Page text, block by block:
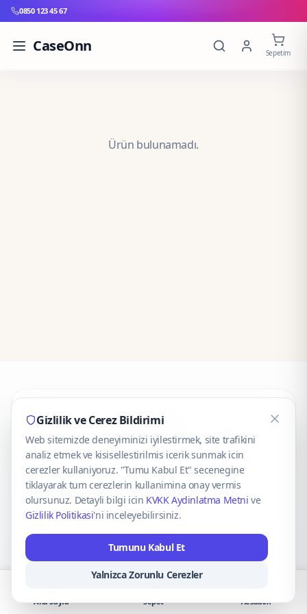
0850 123 45 67
CaseOnn Sepetim
Ürün bulunamadı.
CaseOnn
© 2025 CaseOnn. Tüm hakları saklıdır.
VISA Mastercard
Gizlilik ve Cerez Bildirimi
Web sitemizde deneyiminizi iyilestirmek, site trafikini
analiz etmek ve kisisellestirilmis icerik sunmak icin
cerezler kullaniyoruz. "Tumu Kabul Et" secenegine
tiklayarak tum cerezlerin kullanimina onay vermis
olursunuz. Detayli bilgi icin KVKK Aydinlatma Metni ve
Gizlilik Politikasi'ni inceleyebilirsiniz.
Tumunu Kabul Et
Yalnizca Zorunlu Cerezler
Ana Sayfa Sepet Hesabım